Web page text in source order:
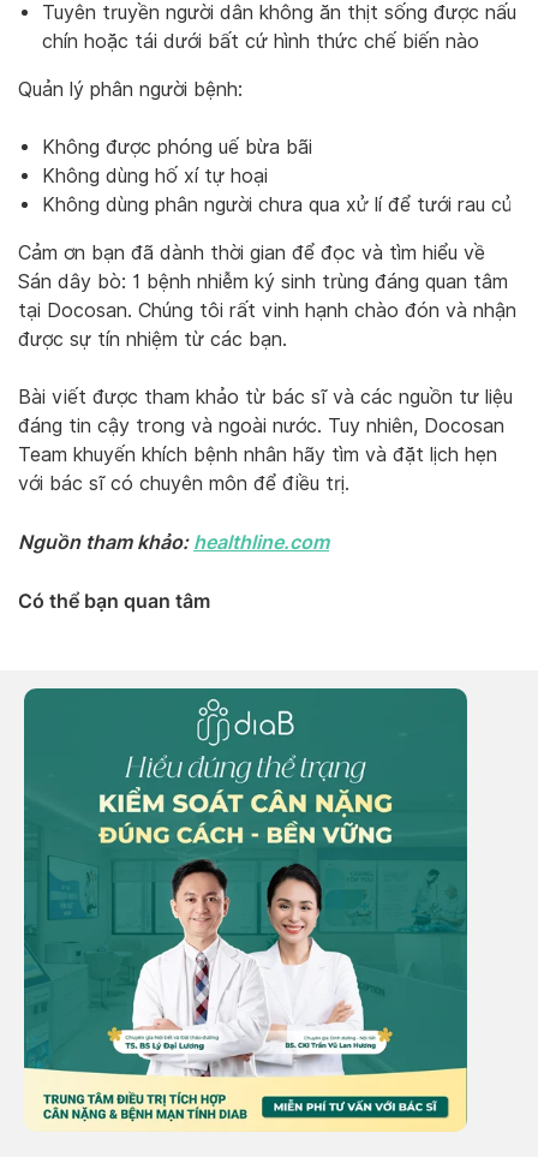
Tuyên truyền người dân không ăn thịt sống được nấu
chín hoặc tái dưới bất cứ hình thức chế biến nào
Quản lý phân người bệnh:
Không được phóng uế bừa bãi
Không dùng hố xí tự hoại
Không dùng phân người chưa qua xử lí để tưới rau củ
Cảm ơn bạn đã dành thời gian để đọc và tìm hiểu về
Sán dây bò: 1 bệnh nhiễm ký sinh trùng đáng quan tâm
tại Docosan. Chúng tôi rất vinh hạnh chào đón và nhận
được sự tín nhiệm từ các bạn.
Bài viết được tham khảo từ bác sĩ và các nguồn tư liệu
đáng tin cậy trong và ngoài nước. Tuy nhiên, Docosan
Team khuyến khích bệnh nhân hãy tìm và đặt lịch hẹn
với bác sĩ có chuyên môn để điều trị.
Nguồn tham khảo: healthline.com
Có thể bạn quan tâm